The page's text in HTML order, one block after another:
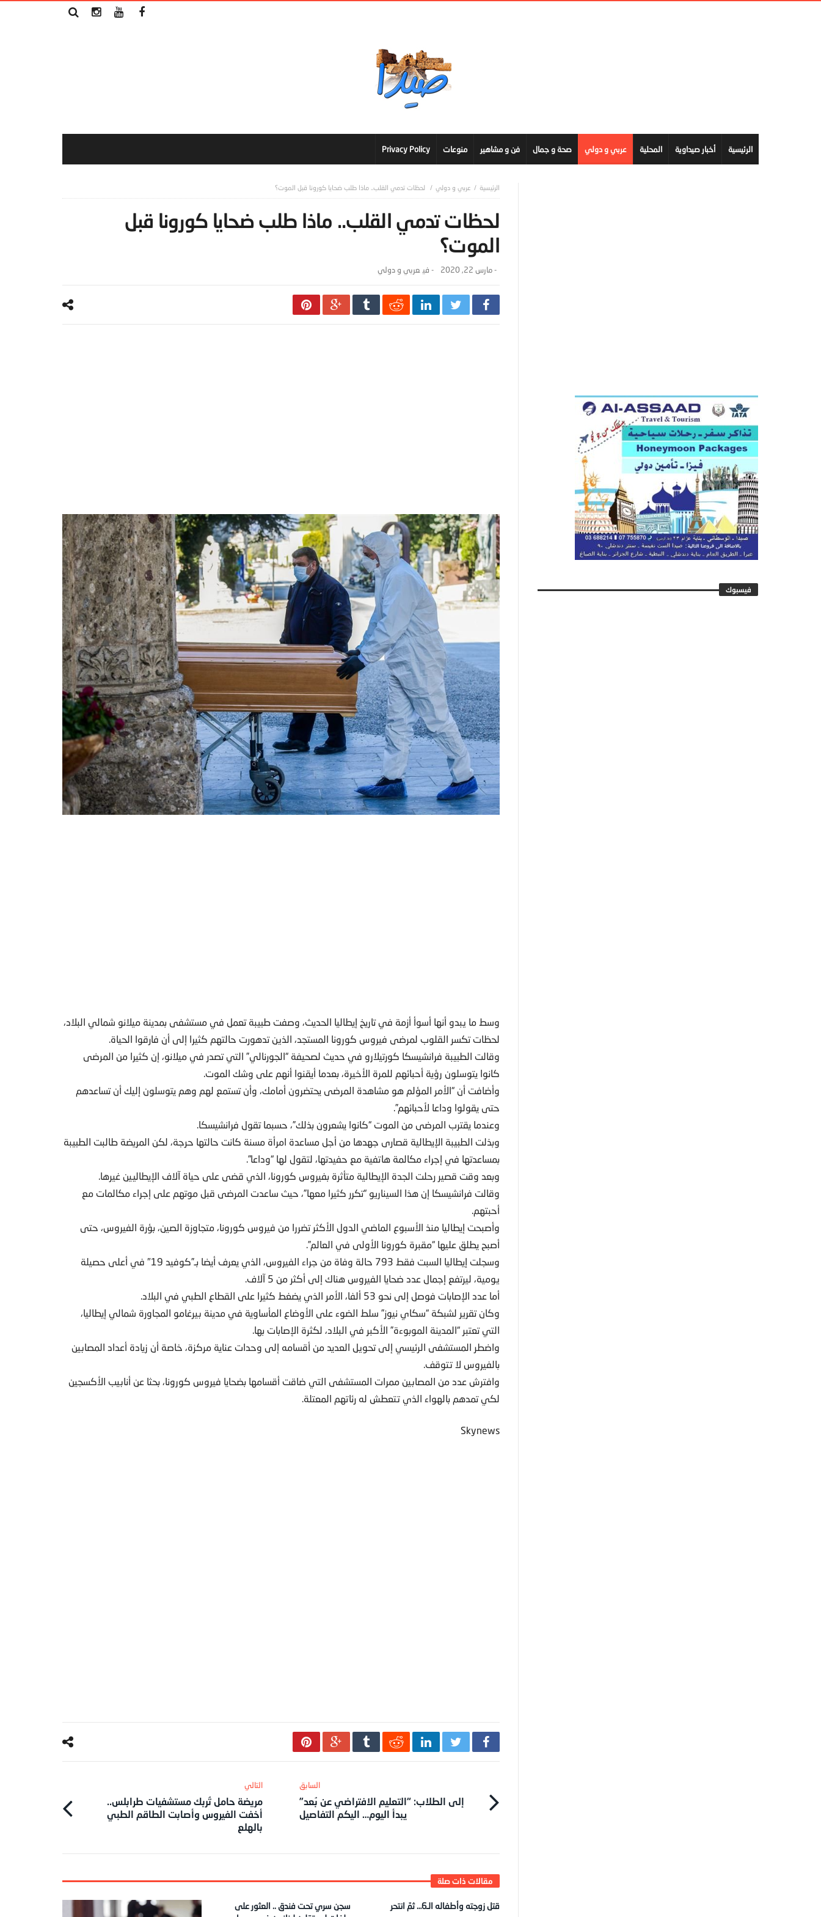
الرئيسية أخبار صيداوية المحلية عربي و دولي صحة و جمال فن و مشاهير منوعات Privacy Policy
عربي و دولي لحظات تدمي القلب.. ماذا طلب ضحايا كورونا قبل الموت؟
لحظات تدمي القلب.. ماذا طلب ضحايا كورونا قبل
الموت؟
- مارس 22, 2020 - ‎في عربي و دولي
وسط ما يبدو أنها أسوأ أزمة في تاريخ إيطاليا الحديث، وصفت طبيبة تعمل في مستشفى بمدينة ميلانو شمالي البلاد،
لحظات تكسر القلوب لمرضى فيروس كورونا المستجد، الذين تدهورت حالتهم كثيرا إلى أن فارقوا الحياة.
وقالت الطبيبة فرانشيسكا كورتيلارو في حديث لصحيفة “الجورنالي” التي تصدر في ميلانو، إن كثيرا من المرضى
كانوا يتوسلون رؤية أحبائهم للمرة الأخيرة، بعدما أيقنوا أنهم على وشك الموت.
وأضافت أن “الأمر المؤلم هو مشاهدة المرضى يحتضرون أمامك، وأن تستمع لهم وهم يتوسلون إليك أن تساعدهم
حتى يقولوا وداعا لأحبائهم”.
وعندما يقترب المرضى من الموت “كانوا يشعرون بذلك”، حسبما تقول فرانشيسكا.
وبذلت الطبيبة الإيطالية قصارى جهدها من أجل مساعدة امرأة مسنة كانت حالتها حرجة، لكن المريضة طالبت الطبيبة
بمساعدتها في إجراء مكالمة هاتفية مع حفيدتها، لتقول لها “وداعا”.
وبعد وقت قصير رحلت الجدة الإيطالية متأثرة بفيروس كورونا، الذي قضى على حياة آلاف الإيطاليين غيرها.
وقالت فرانشيسكا إن هذا السيناريو “تكرر كثيرا معها”، حيث ساعدت المرضى قبل موتهم على إجراء مكالمات مع
أحبتهم.
وأصبحت إيطاليا منذ الأسبوع الماضي الدول الأكثر تضررا من فيروس كورونا، متجاوزة الصين، بؤرة الفيروس، حتى
أصبح يطلق عليها “مقبرة كورونا الأولى في العالم”.
وسجلت إيطاليا السبت فقط 793 حالة وفاة من جراء الفيروس، الذي يعرف أيضا بـ”كوفيد 19″ في أعلى حصيلة
يومية، ليرتفع إجمال عدد ضحايا الفيروس هناك إلى أكثر من 5 آلاف.
أما عدد الإصابات فوصل إلى نحو 53 ألفا، الأمر الذي يضغط كثيرا على القطاع الطبي في البلاد.
وكان تقرير لشبكة “سكاي نيوز” سلط الضوء على الأوضاع المأساوية في مدينة بيرغامو المجاورة شمالي إيطاليا،
التي تعتبر “المدينة الموبوءة” الأكبر في البلاد، لكثرة الإصابات بها.
واضطر المستشفى الرئيسي إلى تحويل العديد من أقسامه إلى وحدات عناية مركزة، خاصة أن زيادة أعداد المصابين
بالفيروس لا تتوقف.
وافترش عدد من المصابين ممرات المستشفى التي ضاقت أقسامها بضحايا فيروس كورونا، بحثا عن أنابيب الأكسجين
لكي تمدهم بالهواء الذي تتعطش له رئاتهم المعتلة.
Skynews
إلى الطلاب: “التعليم الافتراضي عن بُعد”
يبدأ اليوم… اليكم التفاصيل
مريضة حامل تُربك مستشفيات طرابلس..
أخفت الفيروس وأصابت الطاقم الطبي
بالهلع
قتل زوجته وأطفاله الـ6… ثمّ انتحر
سجن سري تحت فندق .. العثور على
فيسبوك